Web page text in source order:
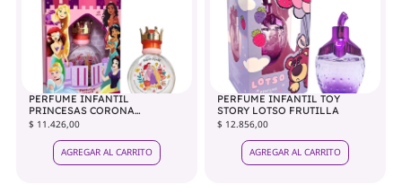
PERFUME INFANTIL
PRINCESAS CORONA
CASTILLO 65ML
$ 11.426,00
AGREGAR AL CARRITO
PERFUME INFANTIL TOY
STORY LOTSO FRUTILLA
$ 12.856,00
AGREGAR AL CARRITO